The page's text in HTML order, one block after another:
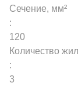
Сечение, мм²
:
120
Количество жил
:
3